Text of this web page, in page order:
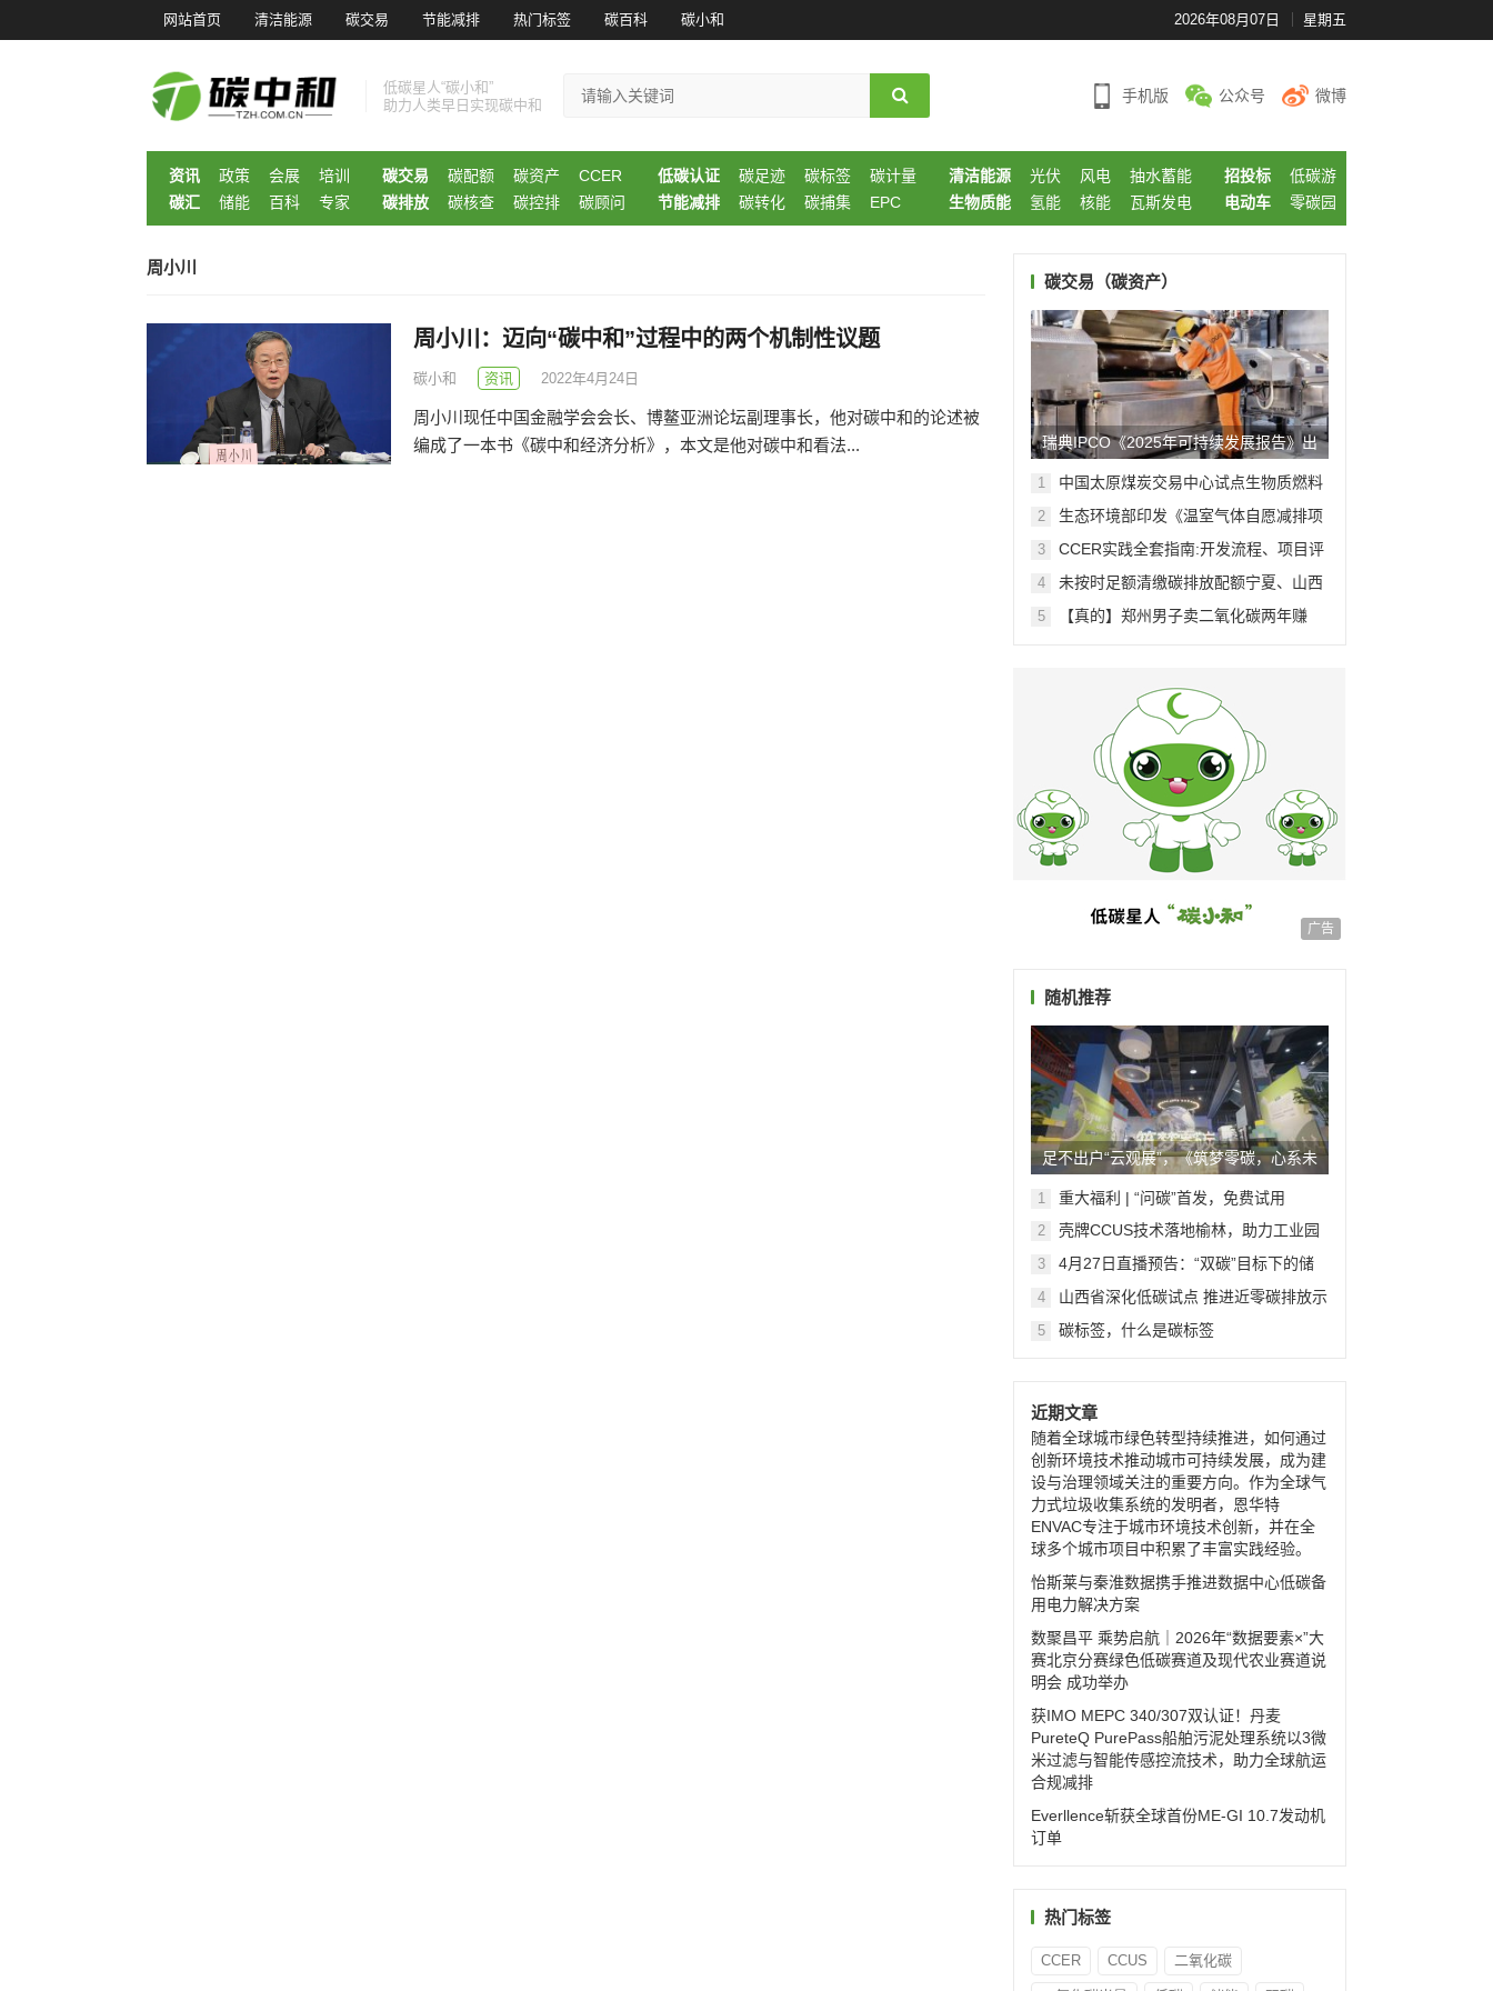
网站首页 清洁能源 碳交易 节能减排 热门标签 碳百科 碳小和 2026年08月07日 星期五
低碳星人“碳小和”
助力人类早日实现碳中和
手机版 公众号 微博
资讯 政策 会展
培训
碳汇
储能 百科 专家
碳交易 碳配额 碳资产
CCER
碳排放
碳核查 碳控排 碳顾问
低碳认证 碳足迹 碳标签
碳计量
节能减排
碳转化 碳捕集 EPC
清洁能源 光伏 风电
抽水蓄能
生物质能
氢能 核能 瓦斯发电
招投标
低碳游
电动车
零碳园
周小川
周小川：迈向“碳中和”过程中的两个机制性议题
碳小和 资讯 2022年4月24日
周小川现任中国金融学会会长、博鳌亚洲论坛副理事长，他对碳中和的论述被
编成了一本书《碳中和经济分析》，本文是他对碳中和看法...
碳交易（碳资产）
瑞典IPCO《2025年可持续发展报告》出
炉! 践行低碳实践...
1
中国太原煤炭交易中心试点生物质燃料
2
生态环境部印发《温室气体自愿减排项
V01）》等4项方法学
3
CCER实践全套指南:开发流程、项目评
4
未按时足额清缴碳排放配额宁夏、山西
5
【真的】郑州男子卖二氧化碳两年赚
广告
随机推荐
足不出户“云观展”，《筑梦零碳，心系未
来——“碳中和”主题科...
1 重大福利 | “问碳”首发，免费试用
2
壳牌CCUS技术落地榆林，助力工业园
3
4月27日直播预告：“双碳”目标下的储
4
山西省深化低碳试点 推进近零碳排放示
5 碳标签，什么是碳标签
近期文章
随着全球城市绿色转型持续推进，如何通过
创新环境技术推动城市可持续发展，成为建
设与治理领域关注的重要方向。作为全球气
力式垃圾收集系统的发明者，恩华特
ENVAC专注于城市环境技术创新，并在全
球多个城市项目中积累了丰富实践经验。
怡斯莱与秦淮数据携手推进数据中心低碳备
用电力解决方案
数聚昌平 乘势启航｜2026年“数据要素×”大
赛北京分赛绿色低碳赛道及现代农业赛道说
明会 成功举办
获IMO MEPC 340/307双认证！丹麦
PureteQ PurePass船舶污泥处理系统以3微
米过滤与智能传感控流技术，助力全球航运
合规减排
Everllence斩获全球首份ME-GI 10.7发动机
订单
热门标签
CCER CCUS 二氧化碳